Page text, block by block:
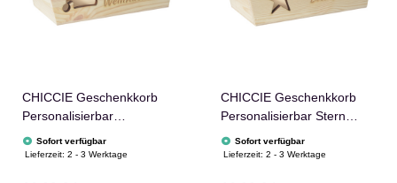
CHICCIE Geschenkkorb
Personalisierbar
Nikolausmütze Wunschtext
24x13x8cm Abgerundet
Sofort verfügbar
Lieferzeit:2 - 3 Werktage
CHICCIE Geschenkkorb
Personalisierbar Stern
Wunschtext 24x13x8cm
Abgerundet Präsentkorb
Sofort verfügbar
Lieferzeit:2 - 3 Werktage